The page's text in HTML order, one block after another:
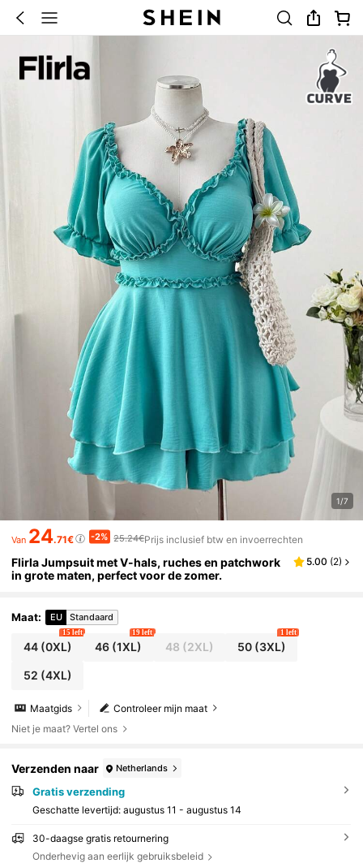
1/7
Van 24.71€ -2% 25.24€Prijs inclusief btw en invoerrechten
Flirla Jumpsuit met V-hals, ruches en patchwork
in grote maten, perfect voor de zomer.
5.00 (2)
Maat: EU Standaard
44(0XL)
15 left
46 (1XL)
19 left
48 (2XL) 50(3XL)
1 left
52 (4XL)
Controleer mijn maat
Maatgids
Niet je maat? Vertel ons
Verzenden naar Netherlands
Gratis verzending
Geschatte levertijd: augustus 11 - augustus 14
30-daagse gratis retournering
Onderhevig aan eerlijk gebruiksbeleid